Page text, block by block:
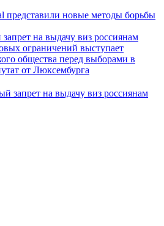
на выдачу виз россиянам
ограничений выступает
общества перед выборами в
от Люксембурга